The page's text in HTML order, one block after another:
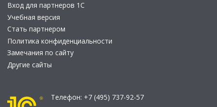
Вход для партнеров 1С
Учебная версия
Стать партнером
Политика конфиденциальности
Замечания по сайту
Другие сайты
Телефон: +7 (495) 737-92-57